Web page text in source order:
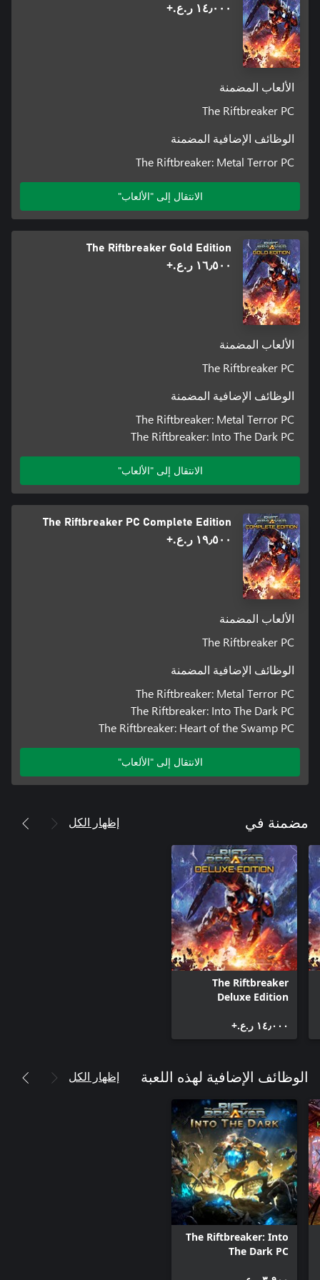
١٤٫٠٠٠ ر.ع.‏+
الألعاب المضمنة
The Riftbreaker PC
الوظائف الإضافية المضمنة
The Riftbreaker: Metal Terror PC
الانتقال إلى "الألعاب"
The Riftbreaker Gold Edition
١٦٫٥٠٠ ر.ع.‏+
الألعاب المضمنة
The Riftbreaker PC
الوظائف الإضافية المضمنة
The Riftbreaker: Metal Terror PC
The Riftbreaker: Into The Dark PC
الانتقال إلى "الألعاب"
The Riftbreaker PC Complete Edition
١٩٫٥٠٠ ر.ع.‏+
الألعاب المضمنة
The Riftbreaker PC
الوظائف الإضافية المضمنة
The Riftbreaker: Metal Terror PC
The Riftbreaker: Into The Dark PC
The Riftbreaker: Heart of the Swamp PC
الانتقال إلى "الألعاب"
مضمنة في إظهار الكل
The Riftbreaker
Deluxe Edition
١٤٫٠٠٠ ر.ع.‏+
الوظائف الإضافية لهذه اللعبة إظهار الكل
The Riftbreaker: Into
The Dark PC